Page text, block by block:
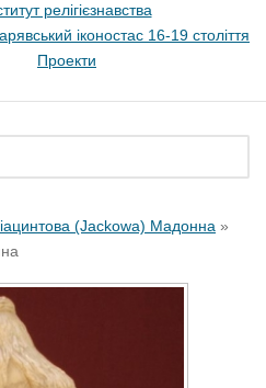
релігієзнавства
іконостас 16-19 cтоліття
Проекти
(Jackowa) Мадонна »